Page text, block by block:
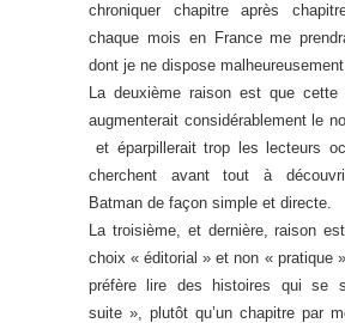
chroniquer chapitre après
chaque mois en France me
dont je ne dispose
La deuxième raison est que
augmenterait considérablement le
et éparpillerait trop les lecteurs
cherchent avant tout à
Batman de façon simple et directe.
La troisième, et dernière, raison
choix « éditorial » et non « pratique
préfère lire des histoires qui se
suite », plutôt qu’un chapitre par